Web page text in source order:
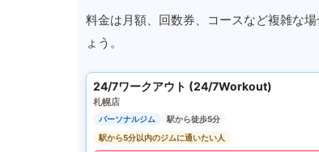
料金は月額、回数券、コースなど複雑な
ょう。
24/7ワークアウト (24/7Workout)
札幌店
パーソナルジム
駅から徒歩5分
駅から5分以内のジムに通いたい人